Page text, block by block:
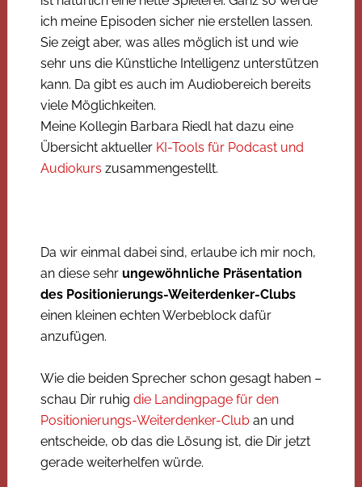
ich meine Episoden sicher nie erstellen lassen.
Sie zeigt aber, was alles möglich ist und wie
sehr uns die Künstliche Intelligenz unterstützen
kann. Da gibt es auch im Audiobereich bereits
viele Möglichkeiten.
Meine Kollegin Barbara Riedl hat dazu eine
Übersicht aktueller KI-Tools für Podcast und
Audiokurs zusammengestellt.
Da wir einmal dabei sind, erlaube ich mir noch,
an diese sehr ungewöhnliche Präsentation
des Positionierungs-Weiterdenker-Clubs
einen kleinen echten Werbeblock dafür
anzufügen.
Wie die beiden Sprecher schon gesagt haben –
schau Dir ruhig die Landingpage für den
Positionierungs-Weiterdenker-Cluban und
entscheide, ob das die Lösung ist, die Dir jetzt
gerade weiterhelfen würde.